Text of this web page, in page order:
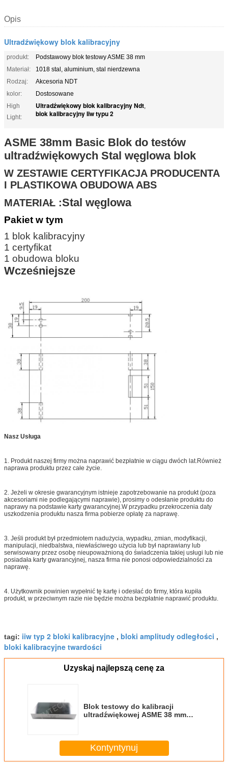
Opis
Ultradźwiękowy blok kalibracyjny
produkt:
Podstawowy blok testowy ASME 38 mm
Materiał:
1018 stal, aluminium, stal nierdzewna
Rodzaj:
Akcesoria NDT
kolor:
Dostosowane
High
Light:
Ultradźwiękowy blok kalibracyjny Ndt,
blok kalibracyjny Iiw typu 2
ASME 38mm Basic Blok do testów
ultradźwiękowych Stal węglowa blok
W ZESTAWIE CERTYFIKACJA PRODUCENTA
I PLASTIKOWA OBUDOWA ABS
MATERIAŁ :Stal węglowa
Pakiet w tym
1 blok kalibracyjny
1 certyfikat
1 obudowa bloku
Wcześniejsze
Nasz Usługa
1. Produkt naszej firmy można naprawić bezpłatnie w ciągu dwóch lat.Również
naprawa produktu przez całe życie.
2. Jeżeli w okresie gwarancyjnym istnieje zapotrzebowanie na produkt (poza
akcesoriami nie podlegającymi naprawie), prosimy o odesłanie produktu do
naprawy na podstawie karty gwarancyjnej.W przypadku przekroczenia daty
uszkodzenia produktu nasza firma pobierze opłatę za naprawę.
3. Jeśli produkt był przedmiotem nadużycia, wypadku, zmian, modyfikacji,
manipulacji, niedbalstwa, niewłaściwego użycia lub był naprawiany lub
serwisowany przez osobę nieupoważnioną do świadczenia takiej usługi lub nie
posiadała karty gwarancyjnej, nasza firma nie ponosi odpowiedzialności za
naprawę.
4. Użytkownik powinien wypełnić tę kartę i odesłać do firmy, która kupiła
produkt, w przeciwnym razie nie będzie można bezpłatnie naprawić produktu.
tagi: iiw typ 2 bloki kalibracyjne , bloki amplitudy odległości ,
bloki kalibracyjne twardości
Uzyskaj najlepszą cenę za
Blok testowy do kalibracji
ultradźwiękowej ASME 38 mm
Kontyntynuj